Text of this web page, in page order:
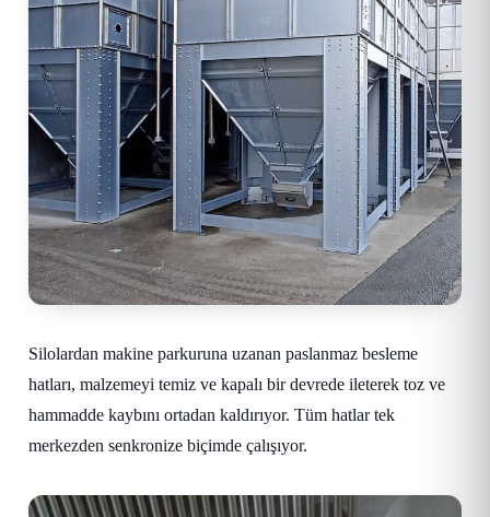
Silolardan makine parkuruna uzanan paslanmaz besleme
hatları, malzemeyi temiz ve kapalı bir devrede ileterek toz ve
hammadde kaybını ortadan kaldırıyor. Tüm hatlar tek
merkezden senkronize biçimde çalışıyor.